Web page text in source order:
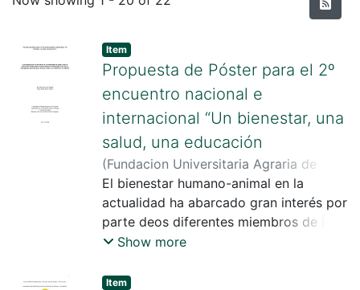
Item
Propuesta de Póster para el 2º
encuentro nacional e
internacional “Un bienestar, una
salud, una educación
(Fundacion Universitaria Agraria de
Colombia,2024)Perez Rivera, David
Andres;Bautista Arias, Luisa Yaneth;
Buenhombre Vasquez, Jhon Jairo
El bienestar humano-animal en la
actualidad ha abarcado gran interés por
parte deos diferentes miembros de la
sociedad. Este proyecto se enfoca en
el bienestar humano-animal y del
Show more
Item